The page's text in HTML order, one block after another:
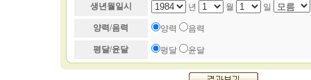
생년월일시
양력/음력
평달/윤달
년 월 일
양력 음력
평달 윤달